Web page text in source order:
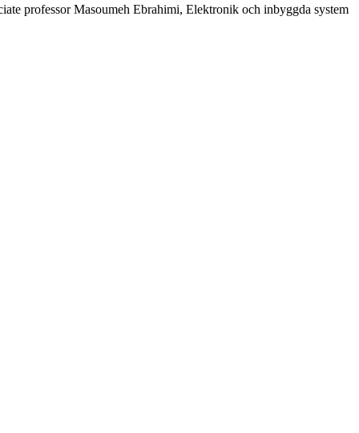
professor Masoumeh Ebrahimi, Elektronik och inbyggda system